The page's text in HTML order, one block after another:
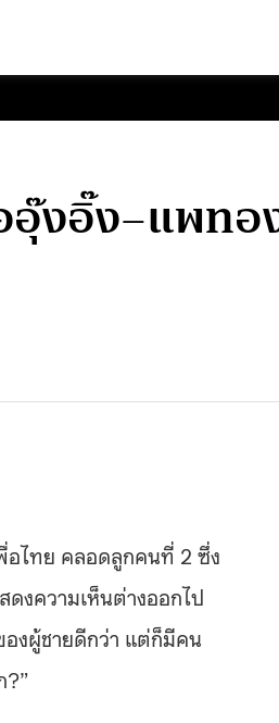
งอิ๊ง–แพทอ
อไทย คลอดลูกคนที่ 2 ซึ่ง
งความเห็นต่างออกไป
องผู้ชายดีกว่า แต่ก็มีคน